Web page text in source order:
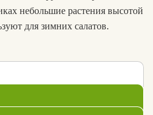
небольшие растения высотой
для зимних салатов.